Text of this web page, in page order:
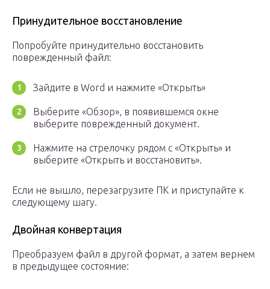
Принудительное восстановление
Попробуйте принудительно восстановить
поврежденный файл:
Зайдите в Word и нажмите «Открыть»
Выберите «Обзор», в появившемся окне
выберите поврежденный документ.
Нажмите на стрелочку рядом с «Открыть» и
выберите «Открыть и восстановить».
Если не вышло, перезагрузите ПК и приступайте к
следующему шагу.
Двойная конвертация
Преобразуем файл в другой формат, а затем вернем
в предыдущее состояние: